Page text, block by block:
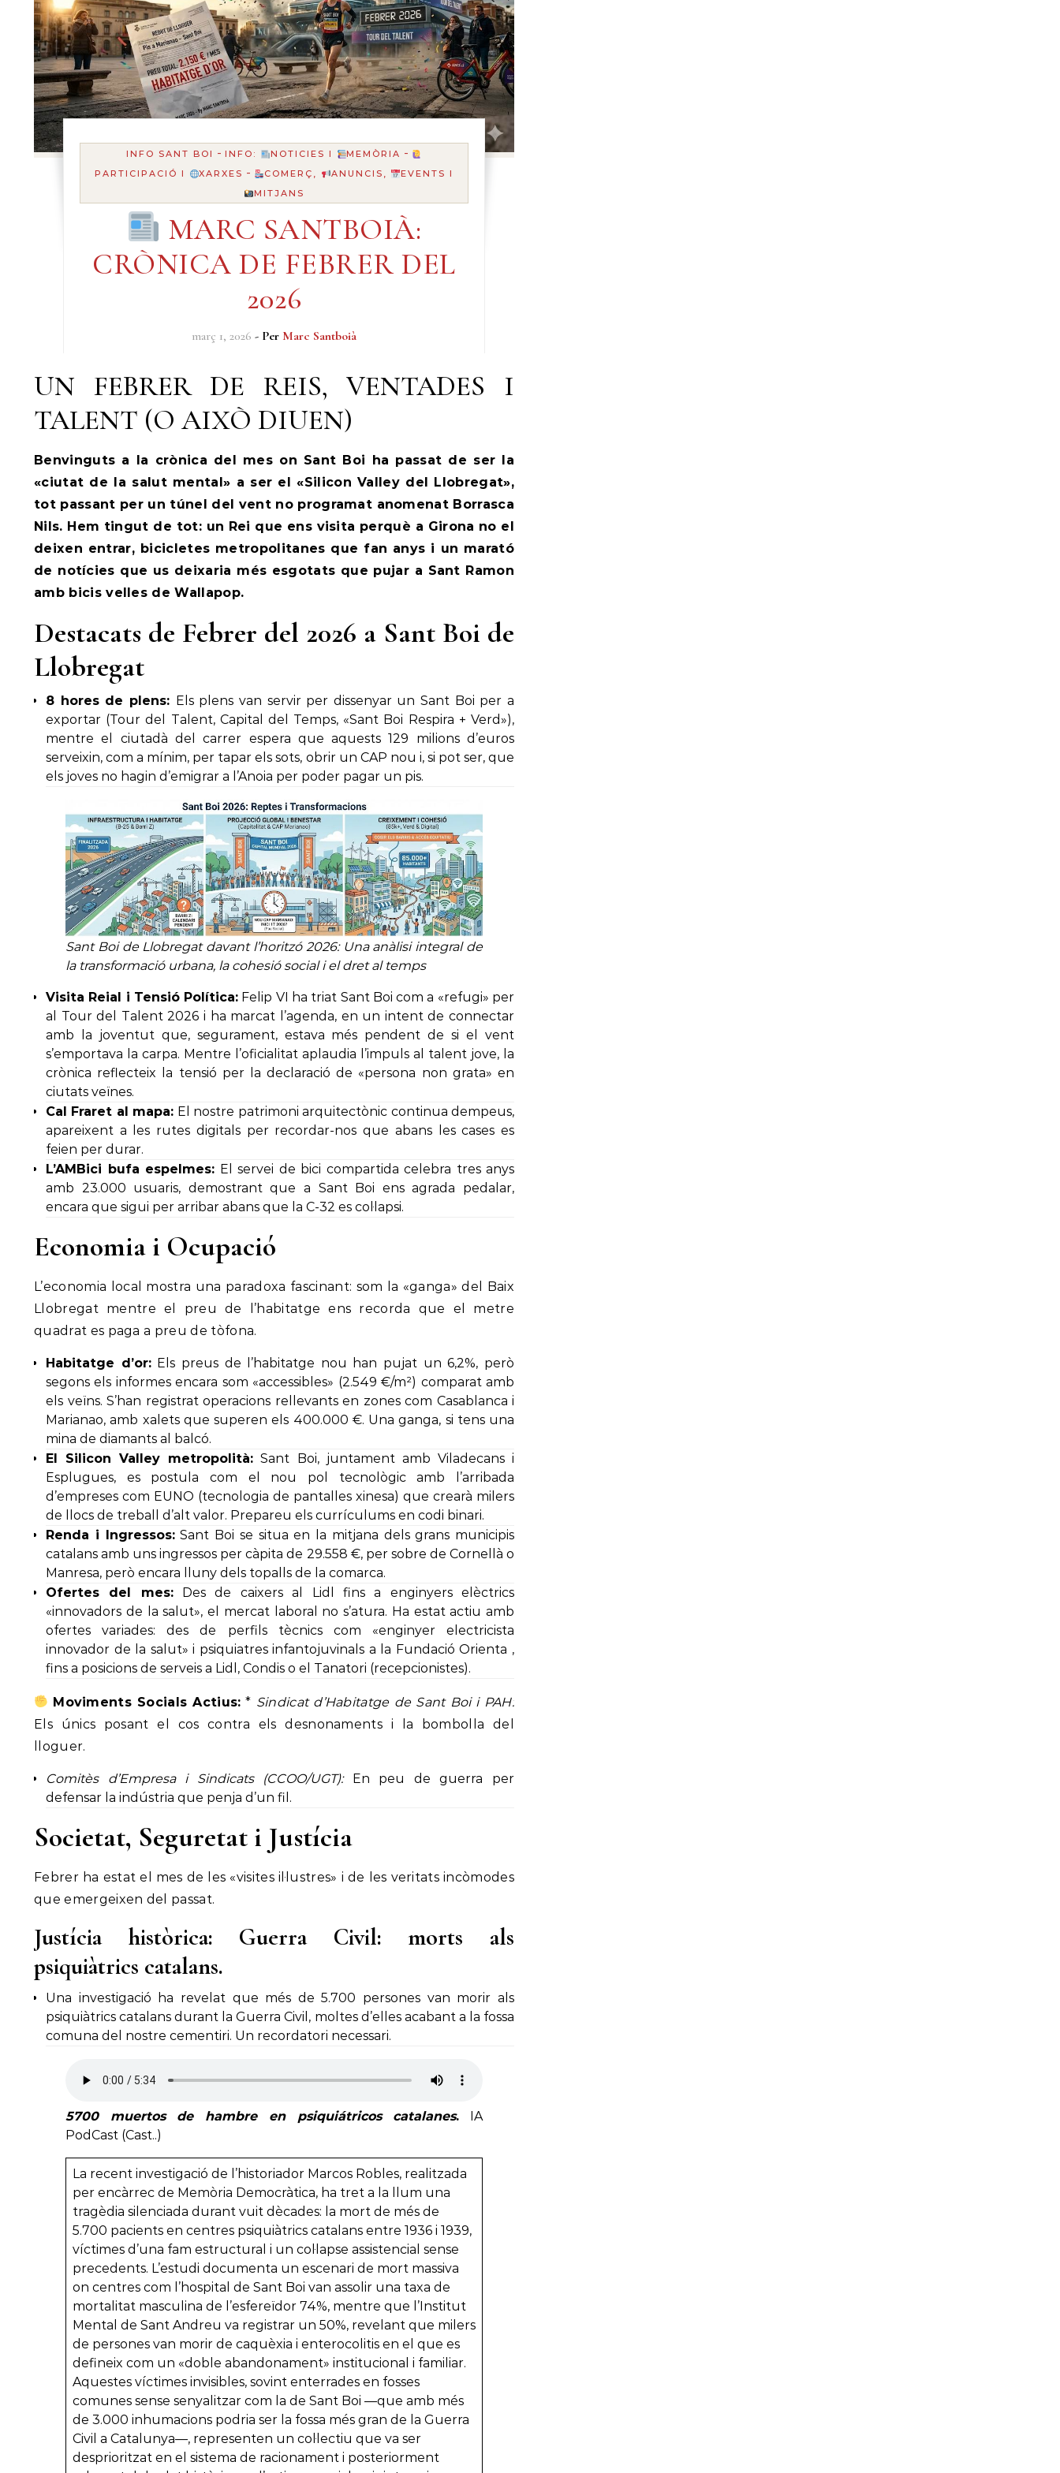
INFO SANT BOI -INFO: NOTICIES I MEMÒRIA -
PARTICIPACIÓ I XARXES - COMERÇ, ANUNCIS,
EVENTS I
MITJANS
MARC SANTBOIÀ:
CRÒNICA DE FEBRER DEL
2026
març 1, 2026 - Per Marc Santboià
UN FEBRER DE REIS, VENTADES I
TALENT (O AIXÒ DIUEN)
Benvinguts a la crònica del mes on Sant Boi ha passat de ser la
«ciutat de la salut mental» a ser el «Silicon Valley del Llobregat»,
tot passant per un túnel del vent no programat anomenat Borrasca
Nils. Hem tingut de tot: un Rei que ens visita perquè a Girona no el
deixen entrar, bicicletes metropolitanes que fan anys i un marató
de notícies que us deixaria més esgotats que pujar a Sant Ramon
amb bicis velles de Wallapop.
Destacats de Febrer del 2026 a Sant Boi de
Llobregat
8 hores de plens: Els plens van servir per dissenyar un Sant Boi per a
exportar (Tour del Talent, Capital del Temps, «Sant Boi Respira + Verd»),
mentre el ciutadà del carrer espera que aquests 129 milions d’euros
serveixin, com a mínim, per tapar els sots, obrir un CAP nou i, si pot ser, que
els joves no hagin d’emigrar a l’Anoia per poder pagar un pis.
Sant Boi de Llobregat davant l’horitzó 2026: Una anàlisi integral de
la transformació urbana, la cohesió social i el dret al temps
Visita Reial i Tensió Política: Felip VI ha triat Sant Boi com a «refugi» per
al Tour del Talent 2026 i ha marcat l’agenda, en un intent de connectar
amb la joventut que, segurament, estava més pendent de si el vent
s’emportava la carpa. Mentre l’oficialitat aplaudia l’impuls al talent jove, la
crònica reflecteix la tensió per la declaració de «persona non grata» en
ciutats veïnes.
Cal Fraret al mapa: El nostre patrimoni arquitectònic continua dempeus,
apareixent a les rutes digitals per recordar-nos que abans les cases es
feien per durar.
L’AMBici bufa espelmes: El servei de bici compartida celebra tres anys
amb 23.000 usuaris, demostrant que a Sant Boi ens agrada pedalar,
encara que sigui per arribar abans que la C-32 es col·lapsi.
Economia i Ocupació
L’economia local mostra una paradoxa fascinant: som la «ganga» del Baix
Llobregat mentre el preu de l’habitatge ens recorda que el metre
quadrat es paga a preu de tòfona.
Habitatge d’or:Els preus de l’habitatge nou han pujat un 6,2%, però
segons els informes encara som «accessibles» (2.549 €/m²) comparat amb
els veïns. S’han registrat operacions rellevants en zones com Casablanca i
Marianao, amb xalets que superen els 400.000 €. Una ganga, si tens una
mina de diamants al balcó.
El Silicon Valley metropolità: Sant Boi, juntament amb Viladecans i
Esplugues, es postula com el nou pol tecnològic amb l’arribada
d’empreses com EUNO (tecnologia de pantalles xinesa) que crearà milers
de llocs de treball d’alt valor. Prepareu els currículums en codi binari.
Renda i Ingressos:Sant Boi se situa en la mitjana dels grans municipis
catalans amb uns ingressos per càpita de 29.558 €, per sobre de Cornellà o
Manresa, però encara lluny dels topalls de la comarca.
Ofertes del mes:Des de caixers al Lidl fins a enginyers elèctrics
«innovadors de la salut», el mercat laboral no s’atura. Ha estat actiu amb
ofertes variades: des de perfils tècnics com «enginyer electricista
innovador de la salut» i psiquiatres infantojuvinals a la Fundació Orienta ,
fins a posicions de serveis a Lidl, Condis o el Tanatori (recepcionistes).
Moviments Socials Actius: * Sindicat d’Habitatge de Sant Boi i PAH:
Els únics posant el cos contra els desnonaments i la bombolla del
lloguer.
Comitès d’Empresa i Sindicats (CCOO/UGT):En peu de guerra per
defensar la indústria que penja d’un fil.
Societat, Seguretat i Justícia
Febrer ha estat el mes de les «visites il·lustres» i de les veritats incòmodes
que emergeixen del passat.
Justícia històrica: Guerra Civil: morts als
psiquiàtrics catalans.
Una investigació ha revelat que més de 5.700 persones van morir als
psiquiàtrics catalans durant la Guerra Civil, moltes d’elles acabant a la fossa
comuna del nostre cementiri. Un recordatori necessari.
5700 muertos de hambre en psiquiátricos catalanes. IA
PodCast (Cast..)
La recent investigació de l’historiador Marcos Robles, realitzada
per encàrrec de Memòria Democràtica, ha tret a la llum una
tragèdia silenciada durant vuit dècades: la mort de més de
5.700 pacients en centres psiquiàtrics catalans entre 1936 i 1939,
víctimes d’una fam estructural i un col·lapse assistencial sense
precedents. L’estudi documenta un escenari de mort massiva
on centres com l’hospital de Sant Boi van assolir una taxa de
mortalitat masculina de l’esfereïdor 74%, mentre que l’Institut
Mental de Sant Andreu va registrar un 50%, revelant que milers
de persones van morir de caquèxia i enterocolitis en el que es
defineix com un «doble abandonament» institucional i familiar.
Aquestes víctimes invisibles, sovint enterrades en fosses
comunes sense senyalitzar com la de Sant Boi —que amb més
de 3.000 inhumacions podria ser la fossa més gran de la Guerra
Civil a Catalunya—, representen un col·lectiu que va ser
desprioritzat en el sistema de racionament i posteriorment